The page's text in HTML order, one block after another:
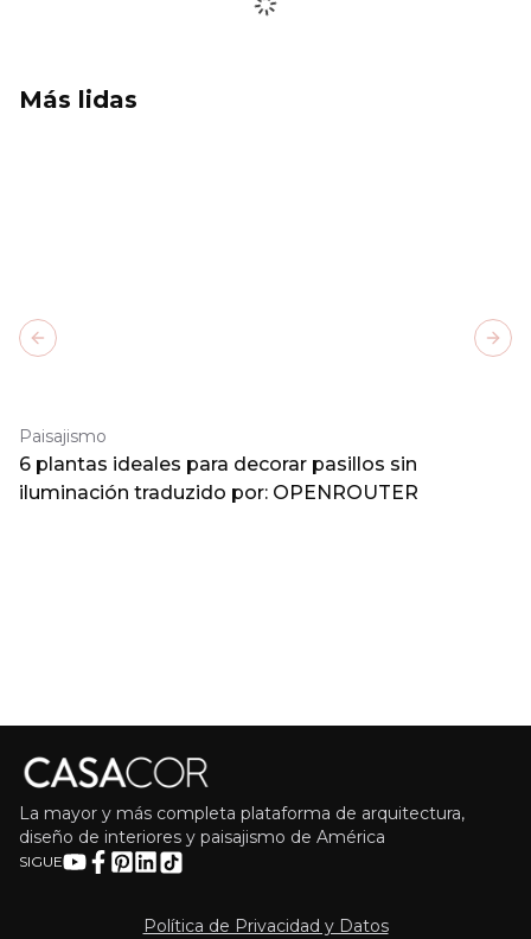
Más lidas
Paisajismo
6 plantas ideales para decorar pasillos sin
iluminación traduzido por: OPENROUTER
Previous slide
La mayor y más completa plataforma de arquitectura,
diseño de interiores y paisajismo de América
SIGUE
Política de Privacidad y Datos